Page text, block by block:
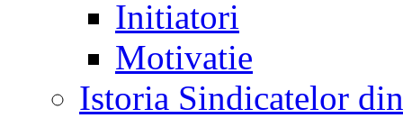
Initiatori
Motivatie
Istoria Sindicatelor